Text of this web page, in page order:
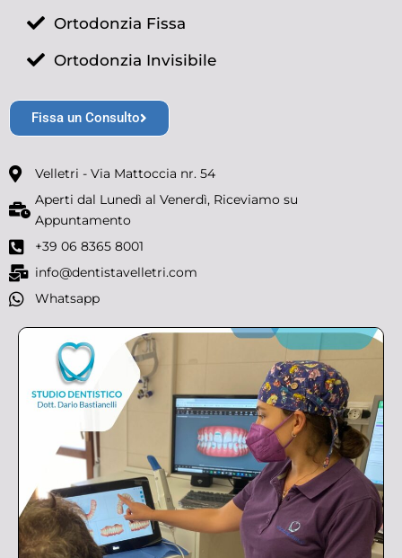
Ortodonzia Fissa
Ortodonzia Invisibile
Fissa un Consulto
Velletri - Via Mattoccia nr. 54
Aperti dal Lunedì al Venerdì, Riceviamo su
Appuntamento
+39 06 8365 8001
info@dentistavelletri.com
Whatsapp